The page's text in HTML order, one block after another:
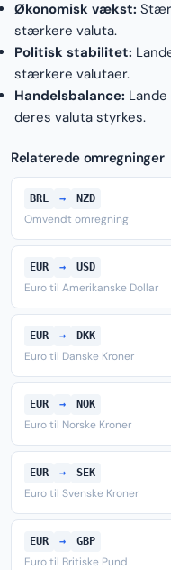
Økonomisk vækst:
stærkere valuta.
Politisk stabilitet:
stærkere valutaer.
Handelsbalance:
deres valuta styrkes.
Relaterede omregninger
BRL → NZD
Omvendt omregning
EUR → USD
Euro til Amerikanske Dollar
EUR → DKK
Euro til Danske Kroner
EUR → NOK
Euro til Norske Kroner
EUR → SEK
Euro til Svenske Kroner
EUR → GBP
Euro til Britiske Pund